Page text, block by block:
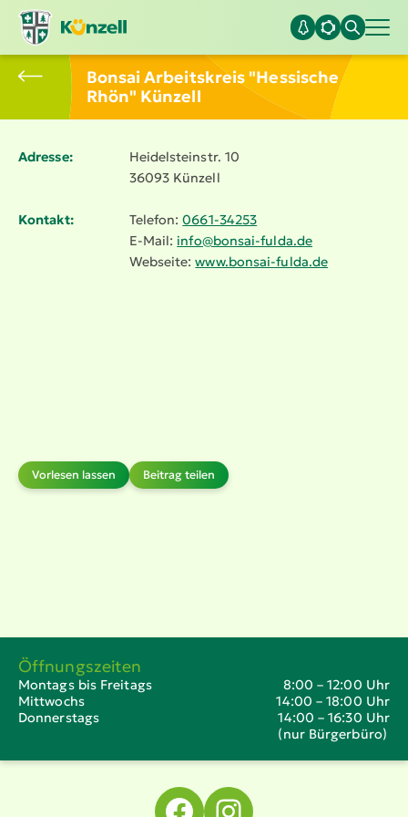
Öffnungszeiten
Montags bis Freitags
8:00 – 12:00 Uhr
Mittwochs
14:00 – 18:00 Uhr
Donnerstags
14:00 – 16:30 Uhr
(nur Bürgerbüro)
Bonsai Arbeits­kreis "Hessische
Rhön" Künzell
Adresse:
Heidel­steinstr. 10
36093 Künzell
Kontakt: Telefon:0661-34253
E-Mail: info@​bonsai-​fulda.​de
Webseite:www.​bonsai-​fulda.​de
Vorlesen lassen Beitrag teilen